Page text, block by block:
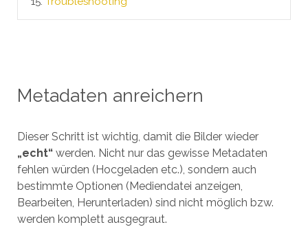
Metadaten anreichern
Dieser Schritt ist wichtig, damit die Bilder wieder
„echt“ werden. Nicht nur das gewisse Metadaten
fehlen würden (Hocgeladen etc.), sondern auch
bestimmte Optionen (Mediendatei anzeigen,
Bearbeiten, Herunterladen) sind nicht möglich bzw.
werden komplett ausgegraut.